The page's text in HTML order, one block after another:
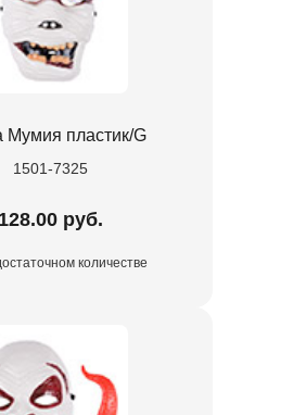
Мумия пластик/G
1501-7325
128.00 руб.
количестве